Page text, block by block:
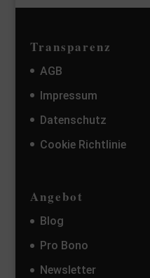
Transparenz
AGB
Impressum
Datenschutz
Cookie Richtlinie
Angebot
Blog
Pro Bono
Newsletter